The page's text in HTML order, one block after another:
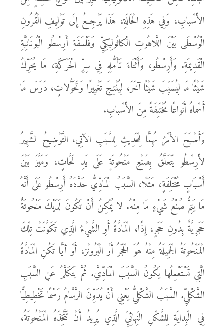
الأَسْبابِ، وَفِي هَذِهِ الْحَالَةِ، هَذَا يَرْجِعُ إِلَى تَوْلِيفِ الْقُرُونِ
الْوُسْطَى بَيْنَ اللَّاهُوتِ الْكاثُولِيكِيِّ وَفَلْسَفَةِ أَرِسْطُو الْيُونَانِيَّةِ
الْقَدِيمَةِ. وَأَرِسْطُو، وَأَثْنَاءَ تَأَمُّلِهِ فِي سِرِّ الْحَرَكَةِ، مَا يُحَرِّكُ
شَيْئًا مَا لِيُسَبِّبَ شَيْئًا آخَرَ، لِيُنْتِجَ تَغْيِيرًا وَتَحَوُّلاتٍ، دَرَسَ مَا
أَسْماهُ أَنْواعًا مُخْتَلِفَةً مِنَ الأَسْبابِ.
وَأَصْبَحَ الأَمْرُ مُهِمًّا لِلْحَدِيثِ لِلسَّبَبِ الآتِي؛ التَّوْضِيحُ الشَّهِيرُ
لأَرِسْطُو يَتَعَلَّقُ بِصُنْعِ مَنْحُوتَةٍ عَلَى يَدِ نَحَّاتٍ، وَمَيَّزَ بَيْنَ
أَسْبَابٍ مُخْتَلِفَةٍ، مَثَلًا، السَّبَبُ الْمَادِّيُّ حَدَّدَهُ أَرِسْطُو عَلَى أَنَّهُ
مَا يَتِمُّ صُنْعُ شَيْءٍ مَا مِنْهُ. لا يُمْكِنُ أَنْ تَكُونَ لَدَيْكَ مَنْحُوتَةٌ
حَجَرِيَّةٌ بِدُونِ حَجَرٍ، إِذًا، الْمَادَّةُ أَوِ الشَّيْءُ الَّذِي تَكَوَّنَتْ تِلْكَ
الْمَنْحُوتَةُ الْجَمِيلَةُ مِنْهُ هُوَ الْحَجَرُ أَوْ الْبْرُونْز، أَوْ أيًّا تَكُنِ الْمَادَّةُ
الَّتِي تَسْتَعْمِلُها يَكُونُ السَّبَبَ الْمَادِّيَّ. ثُمَّ يَتَكَلَّمُ عَنِ السَّبَبِ
الشَّكْلِيِّ. السَّبَبُ الشَّكْلِيُّ يَعْنِي أَنْ يُدَوِّنَ الرَّسَّامُ رَسْمًا تَخْطِيطِيًّا
فِي الْبِدايَةِ لِلشَّكْلِ النِّهائِيِّ الَّذِي يُرِيدُ أَنْ تَتَّخِذَهُ الْمَنْحُوتَةُ،